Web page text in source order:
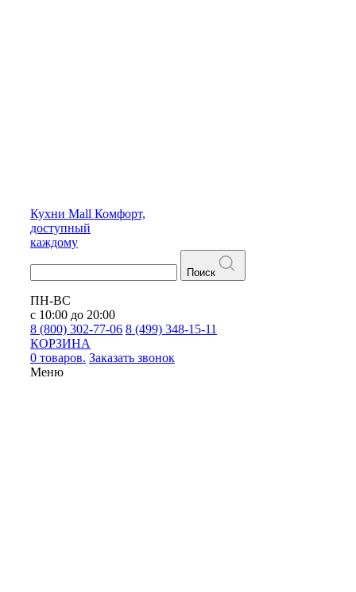
Кухни Mall Комфорт,
доступный
каждому
Поиск
ПН-ВС
с 10:00 до 20:00
8 (800) 302-77-06 8 (499) 348-15-11
КОРЗИНА
0 товаров. Заказать звонок
Меню